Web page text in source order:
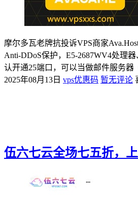
摩尔多瓦老牌抗投诉VPS商家
Anti-DDoS保护，E5-2687WV4处理
认开通25端口，可以当做邮件服务器
2025年08月13日 vps优惠码 暂无评论
伍六七云全场七五折，